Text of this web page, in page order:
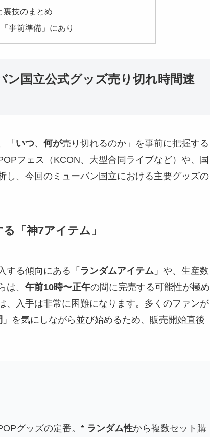
裏技のまとめ
事前準備」にあり
ン国立公式グッズ売り切れ時間速
「 いつ、 何が売り切れるのか」を事前に把握する
フェス（KCON、大型合同ライブなど）や、国
し、今回のミューバン国立における主要グッズの
「神7アイテム」
する傾向にある「 ランダムアイテム 」や、生産数
は、 午前10時〜正午の間に完売する可能性が極め
、入手は非常に困難になります。多くのファンが
」を気にしながら並び始めるため、販売開始直後
グッズの定番。* ランダム性から複数セット購